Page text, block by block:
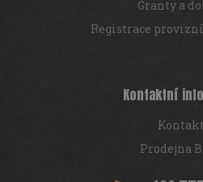
Granty a
Registrace
Kontaktní
Kontakt
Prodejna